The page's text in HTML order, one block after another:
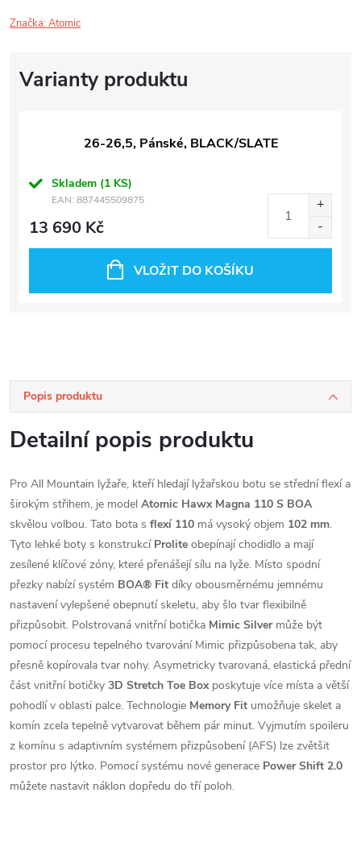
Značka:Atomic
26-26,5, Pánské, BLACK/SLATE
Skladem (1 KS)
EAN: 887445509875
13 690 Kč
VLOŽIT DO KOŠÍKU
Popis produktu
Detailní popis produktu
Pro All Mountain lyžaře, kteří hledají lyžařskou botu se střední flexí a
širokým střihem, je model Atomic Hawx Magna 110 S BOA
skvělou volbou. Tato bota s flexí 110 má vysoký objem 102 mm.
Tyto lehké boty s konstrukcíProlite obepínají chodidlo a mají
zesílené klíčové zóny, které přenášejí sílu na lyže. Místo spodní
přezky nabízí systém BOA® Fit díky obousměrnému jemnému
nastavení vylepšené obepnutí skeletu, aby šlo tvar flexibilně
přizpůsobit. Polstrovaná vnitřní botička Mimic Silvermůže být
pomocí procesu tepelného tvarování Mimic přizpůsobena tak, aby
přesně kopírovala tvar nohy. Asymetricky tvarovaná, elastická přední
část vnitřní botičky 3D Stretch Toe Boxposkytuje více místa a větší
pohodlí v oblasti palce. Technologie Memory Fit umožňuje skelet a
komín zcela tepelně vytvarovat během pár minut. Vyjmutím spoileru
z komínu s adaptivním systémem přizpůsobení (AFS) lze zvětšit
prostor pro lýtko. Pomocí systému nové generace Power Shift 2.0
můžete nastavit náklon dopředu do tří poloh.